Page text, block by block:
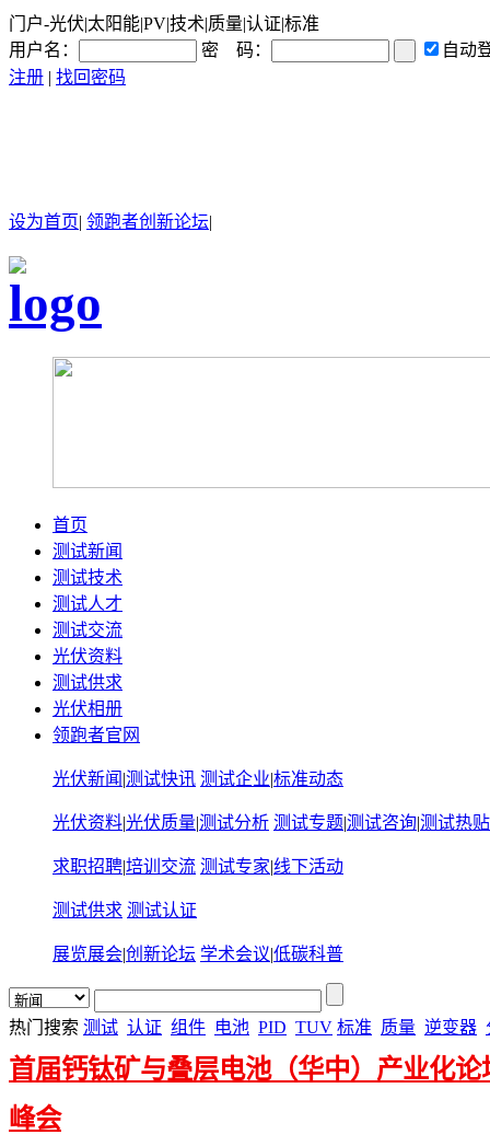
门户-光伏|太阳能|PV|技术|质量|认证|标准
用户名：
密 码：
自动
注册 | 找回密码
设为首页| 领跑者创新论坛|
首页
测试新闻
测试技术
测试人才
测试交流
光伏资料
测试供求
光伏相册
领跑者官网
光伏新闻 |测试快讯 测试企业|标准动态
光伏资料|光伏质量|测试分析 测试专题|测试咨询|测试热贴
求职招聘|培训交流 测试专家|线下活动
测试供求 测试认证
展览展会|创新论坛 学术会议|低碳科普
热门搜索 测试 认证 组件 电池 PID TUV 标准 质量 逆变器
首届钙钛矿与叠层电池（华中）产业化论
峰会